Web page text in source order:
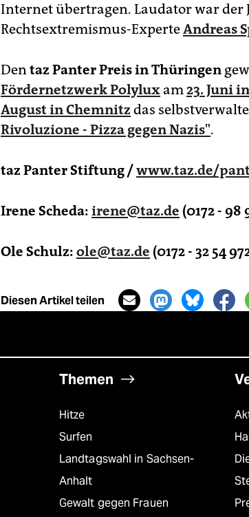
Internet übertragen. Laudator war der
Rechtsextremismus-ExperteAndreas
Dentaz Panter Preis in Thüringen
Fördernetzwerk Polyluxam23. Juni
August in Chemnitz das
Rivoluzione - Pizza gegen Nazis".
taz Panter Stiftung /www.taz.de/
Irene Scheda: irene@taz.de (0172 - 98
Ole Schulz: ole@taz.de (0172 - 32 54
Diesen Artikel teilen
Themen
Hitze
Surfen
Landtagswahl in Sachsen-
Anhalt
Gewalt gegen Frauen